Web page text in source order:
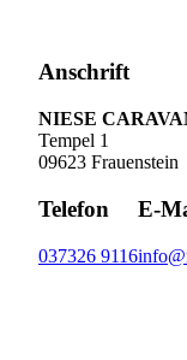
Anschrift
NIESE
Tempel 1
09623 Frauenstein
Telefon
037326 9116
E-